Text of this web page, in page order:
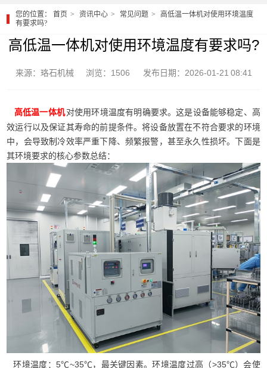
您的位置：首页 资讯中心 常见问题
高低温一体机对使用环境温度
有要求吗?
高低温一体机对使用环境温度有要求吗?
来源：珞石机械 浏览：1506 发布日期：2026-01-21 08:41
高低温一体机 对使用环境温度有明确要求。这是设备能够稳定、高
效运行以及保证其寿命的前提条件。将设备放置在不符合要求的环境
中，会导致制冷效率严重下降、频繁报警，甚至永久性损坏。下面是
其环境要求的核心参数总结：
环境温度：5℃~35℃，最关键因素。环境温度过高（>35℃）会使